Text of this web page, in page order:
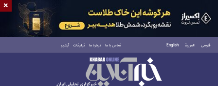
فارسی العربية English تماس با ما درباره ما تبلیغات آرشیو
جمعه ۱۶ مرداد ۱۴۰۵
×